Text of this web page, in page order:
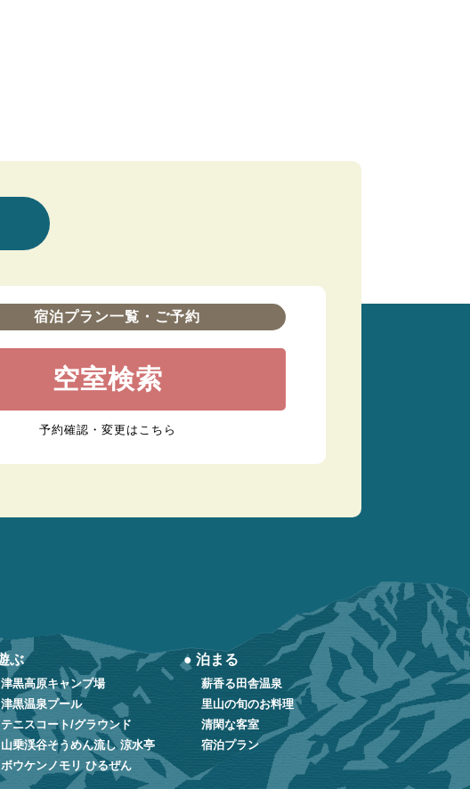
宿泊プラン一覧・ご予約
空室検索
予約確認・変更はこちら
ぶ
津黒高原キャンプ場
津黒温泉プール
テニスコート/グラウンド
山乗渓谷そうめん流し 涼水亭
ボウケンノモリ ひるぜん
● 泊まる
薪香る田舎温泉
里山の旬のお料理
清閑な客室
宿泊プラン